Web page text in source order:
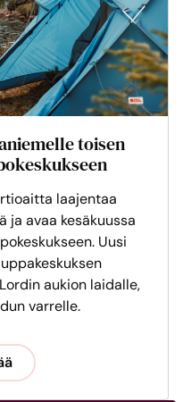
toisen
laajentaa
ja avaa kesäkuussa
Uusi
aukion laidalle,
varrelle.